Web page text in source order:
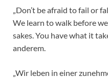
„Don’t be afraid to fail or
We learn to walk before
sakes. You have what it
anderem.
„Wir leben in einer